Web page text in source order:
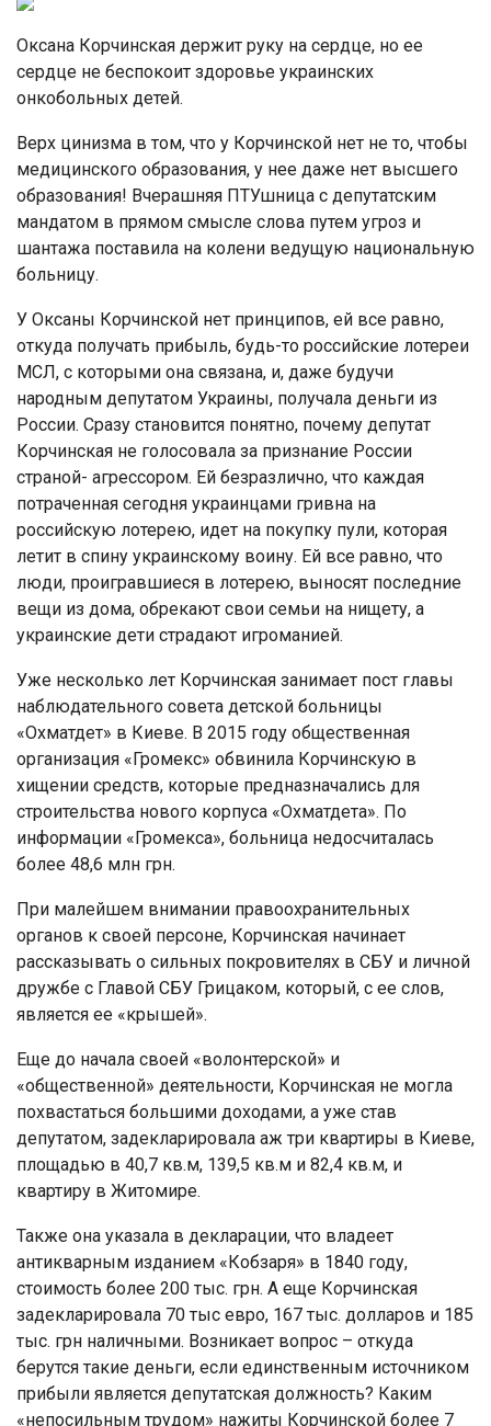
Оксана Корчинская держит руку на сердце, но ее
сердце не беспокоит здоровье украинских
онкобольных детей.
Верх цинизма в том, что у Корчинской нет не то, чтобы
медицинского образования, у нее даже нет высшего
образования! Вчерашняя ПТУшница с депутатским
мандатом в прямом смысле слова путем угроз и
шантажа поставила на колени ведущую национальную
больницу.
У Оксаны Корчинской нет принципов, ей все равно,
откуда получать прибыль, будь-то российские лотереи
МСЛ, с которыми она связана, и, даже будучи
народным депутатом Украины, получала деньги из
России. Сразу становится понятно, почему депутат
Корчинская не голосовала за признание России
страной- агрессором. Ей безразлично, что каждая
потраченная сегодня украинцами гривна на
российскую лотерею, идет на покупку пули, которая
летит в спину украинскому воину. Ей все равно, что
люди, проигравшиеся в лотерею, выносят последние
вещи из дома, обрекают свои семьи на нищету, а
украинские дети страдают игроманией.
Уже несколько лет Корчинская занимает пост главы
наблюдательного совета детской больницы
«Охматдет» в Киеве. В 2015 году общественная
организация «Громекс» обвинила Корчинскую в
хищении средств, которые предназначались для
строительства нового корпуса «Охматдета». По
информации «Громекса», больница недосчиталась
более 48,6 млн грн.
При малейшем внимании правоохранительных
органов к своей персоне, Корчинская начинает
рассказывать о сильных покровителях в СБУ и личной
дружбе с Главой СБУ Грицаком, который, с ее слов,
является ее «крышей».
Еще до начала своей «волонтерской» и
«общественной» деятельности, Корчинская не могла
похвастаться большими доходами, а уже став
депутатом, задекларировала аж три квартиры в Киеве,
площадью в 40,7 кв.м, 139,5 кв.м и 82,4 кв.м, и
квартиру в Житомире.
Также она указала в декларации, что владеет
антикварным изданием «Кобзаря» в 1840 году,
стоимость более 200 тыс. грн. А еще Корчинская
задекларировала 70 тыс евро, 167 тыс. долларов и 185
тыс. грн наличными. Возникает вопрос – откуда
берутся такие деньги, если единственным источником
прибыли является депутатская должность? Каким
«непосильным трудом» нажиты Корчинской более 7